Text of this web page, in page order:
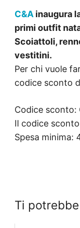
C&A inaugura
primi outfit
Scoiattoli,
vestitini.
Per chi vuole
codice sconto
Codice sconto:
Il codice
Spesa minima:
Ti